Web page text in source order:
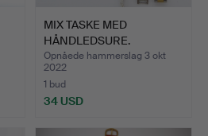
MIX TASKE MED
HÅNDLEDSURE.
Opnåede hammerslag 3 okt
2022
1 bud
34 USD